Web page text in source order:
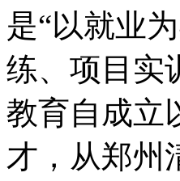
是“以就业
练、项目实
教育自成立
才，从郑州